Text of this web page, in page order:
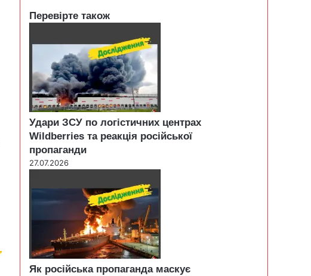
Перевірте також
Удари ЗСУ по логістичних центрах
Wildberries та реакція російської
пропаганди
27.07.2026
Як російська пропаганда маскує